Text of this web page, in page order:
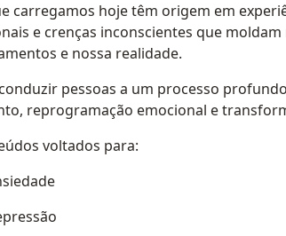
carregamos hoje têm origem em
e crenças inconscientes que moldam
e nossa realidade.
pessoas a um processo
reprogramação emocional e
voltados para: